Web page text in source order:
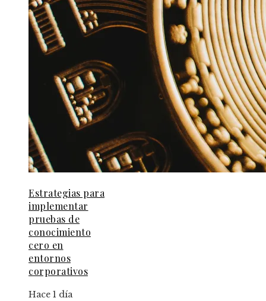
Estrategias para
implementar
pruebas de
conocimiento
cero en
entornos
corporativos
Hace 1 día